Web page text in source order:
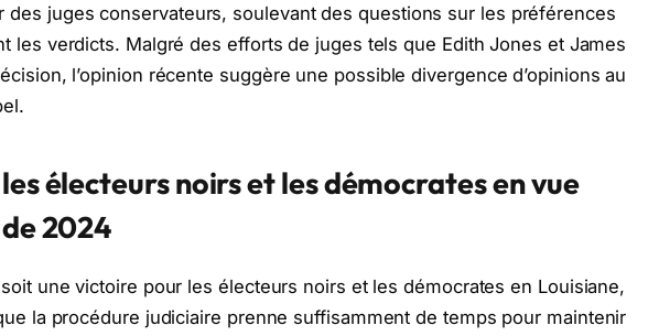
des juges conservateurs, soulevant des questions sur les préférences
les verdicts. Malgré des efforts de juges tels que Edith Jones et James
l’opinion récente suggère une possible divergence d’opinions au
électeurs noirs et les démocrates en vue
2024
une victoire pour les électeurs noirs et les démocrates en Louisiane,
la procédure judiciaire prenne suffisamment de temps pour maintenir